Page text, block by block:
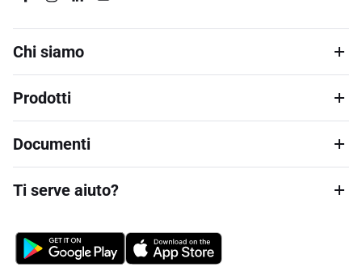
Chi siamo
Prodotti
Documenti
Ti serve aiuto?